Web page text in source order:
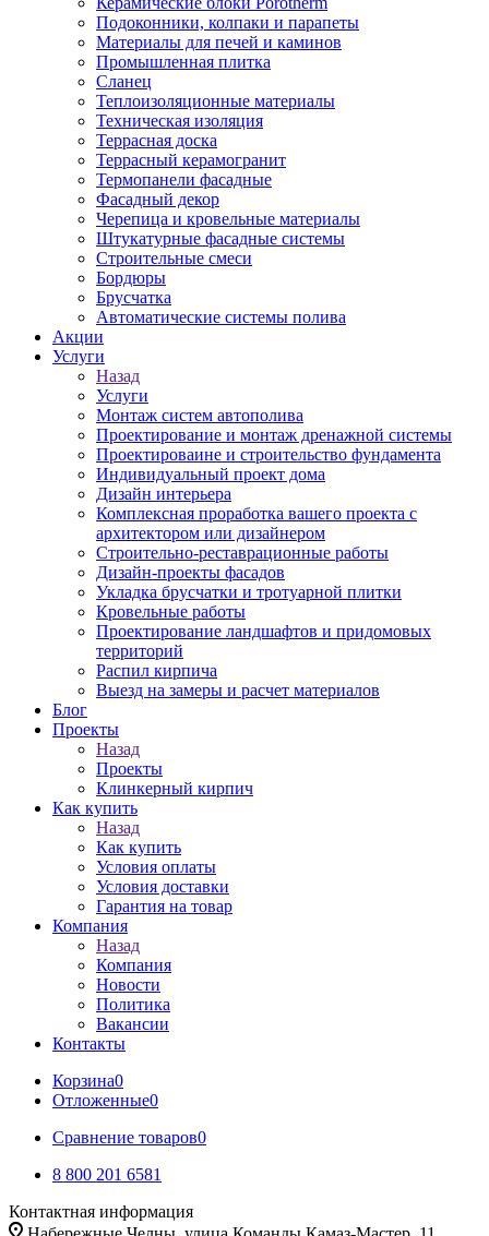
Подоконники, колпаки и парапеты
Материалы для печей и каминов
Промышленная плитка
Сланец
Теплоизоляционные материалы
Техническая изоляция
Террасная доска
Террасный керамогранит
Термопанели фасадные
Фасадный декор
Черепица и кровельные материалы
Штукатурные фасадные системы
Строительные смеси
Бордюры
Брусчатка
Автоматические системы полива
Акции
Услуги
Назад
Услуги
Монтаж систем автополива
Проектирование и монтаж дренажной системы
Проектироваине и строительство фундамента
Индивидуальный проект дома
Дизайн интерьера
Комплексная проработка вашего проекта с
архитектором или дизайнером
Строительно-реставрационные работы
Дизайн-проекты фасадов
Укладка брусчатки и тротуарной плитки
Кровельные работы
Проектирование ландшафтов и придомовых
территорий
Распил кирпича
Выезд на замеры и расчет материалов
Блог
Проекты
Назад
Проекты
Клинкерный кирпич
Как купить
Назад
Как купить
Условия оплаты
Условия доставки
Гарантия на товар
Компания
Назад
Компания
Новости
Политика
Вакансии
Контакты
Корзина0
Отложенные0
Сравнение товаров0
8 800 201 6581
Контактная информация